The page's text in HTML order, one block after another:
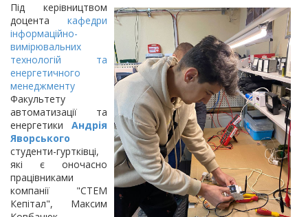
Під керівництвом
доцента кафедри
інформаційно-
вимірювальних
технологій та
енергетичного
менеджменту
Факультету
автоматизації та
енергетики Андрія
Яворського
студенти-гуртківці,
які є оночасно
працівниками
компанії "СТЕМ
Кепітал", Максим